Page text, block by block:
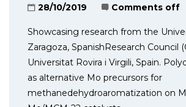
28/10/2019 Comments off
Showcasing research from the
Zaragoza, SpanishResearch Council
Universitat Rovira i Virgili, Spain.
as alternative Mo precursors for
methanedehydroaromatization on